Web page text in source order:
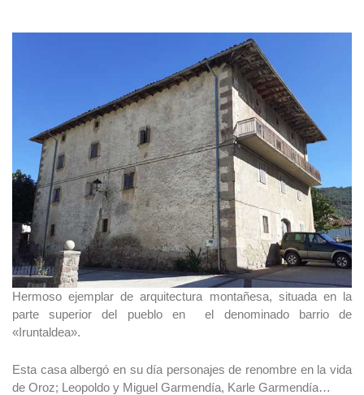
Hermoso ejemplar de arquitectura montañesa, situada en la
parte superior del pueblo en el denominado barrio de
«Iruntaldea».
Esta casa albergó en su día personajes de renombre en la vida
de Oroz; Leopoldo y Miguel Garmendía, Karle Garmendía…